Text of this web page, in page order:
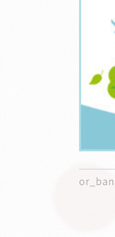
or_ban